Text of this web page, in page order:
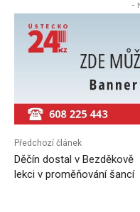
-
Předchozí článek
Děčín dostal v Bezděkově
lekci v proměňování šancí